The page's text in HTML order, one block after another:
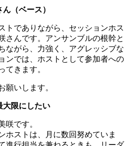
（ベース）
トでありながら、セッションホス
さんです。アンサンブルの根幹と
ながら、力強く、アグレッシブな
ンでは、ホストとして参加者への
てきます。
願いします。
大限にしたい
咲です。
ホストは、月に数回努めていま